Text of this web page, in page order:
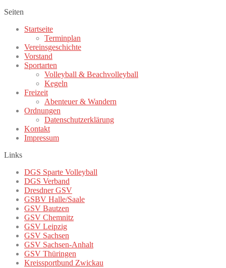
Seiten
Startseite
Terminplan
Vereinsgeschichte
Vorstand
Sportarten
Volleyball & Beachvolleyball
Kegeln
Freizeit
Abenteuer & Wandern
Ordnungen
Datenschutzerklärung
Kontakt
Impressum
Links
DGS Sparte Volleyball
DGS Verband
Dresdner GSV
GSBV Halle/Saale
GSV Bautzen
GSV Chemnitz
GSV Leipzig
GSV Sachsen
GSV Sachsen-Anhalt
GSV Thüringen
Kreissportbund Zwickau